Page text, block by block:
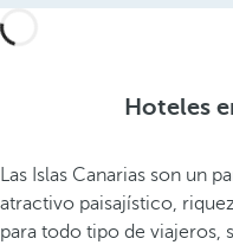
Hoteles
Las Islas Canarias son un
atractivo paisajístico,
para todo tipo de